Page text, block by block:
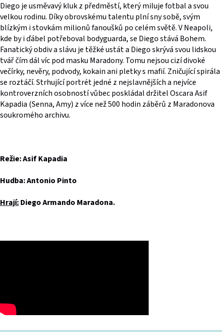
Diego je usměvavý kluk z předměstí, který miluje fotbal a svou
velkou rodinu. Díky obrovskému talentu plní sny sobě, svým
blízkým i stovkám milionů fanoušků po celém světě. V Neapoli,
kde by i ďábel potřeboval bodyguarda, se Diego stává Bohem.
Fanatický obdiv a slávu je těžké ustát a Diego skrývá svou lidskou
tvář čím dál víc pod masku Maradony. Tomu nejsou cizí divoké
večírky, nevěry, podvody, kokain ani pletky s mafií. Zničující spirála
se roztáčí. Strhující portrét jedné z nejslavnějších a nejvíce
kontroverzních osobností vůbec poskládal držitel Oscara Asif
Kapadia (Senna, Amy) z více než 500 hodin záběrů z Maradonova
soukromého archivu.
Režie: Asif Kapadia
Hudba: Antonio Pinto
Hrají:Diego Armando Maradona.